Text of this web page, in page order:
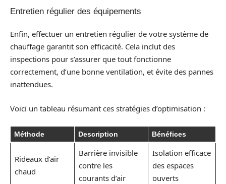
Entretien régulier des équipements
Enfin, effectuer un entretien régulier de votre système de
chauffage garantit son efficacité. Cela inclut des
inspections pour s’assurer que tout fonctionne
correctement, d’une bonne ventilation, et évite des pannes
inattendues.
Voici un tableau résumant ces stratégies d’optimisation :
Méthode Description Bénéfices
Rideaux d’air
chaud
Barrière invisible
contre les
courants d’air
Isolation efficace
des espaces
ouverts